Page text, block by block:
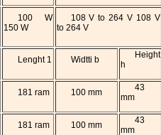
100 W
150 W
108 V to 264 V 108 V
to 264 V
Lenght 1 Widtti b
Height
h
181 ram 100 mm
43
mm
181 ram 100 mm
43
mm